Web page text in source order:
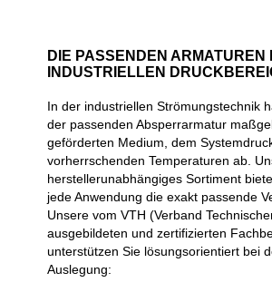
DIE PASSENDEN ARMATUREN
INDUSTRIELLEN
In der industriellen Strömungstechnik
der passenden Absperrarmatur
geförderten Medium, dem
vorherrschenden Temperaturen ab.
herstellerunabhängiges Sortiment
jede Anwendung die exakt passende
Unsere vom VTH (Verband
ausgebildeten und zertifizierten
unterstützen Sie lösungsorientiert bei
Auslegung: